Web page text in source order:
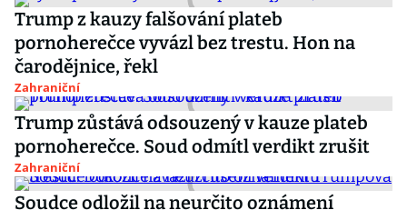
Trump z kauzy falšování plateb
pornoherečce vyvázl bez trestu. Hon na
čarodějnice, řekl
Zahraniční
Trump zůstává odsouzený v kauze plateb
pornoherečce. Soud odmítl verdikt zrušit
Zahraniční
Soudce odložil na neurčito oznámení